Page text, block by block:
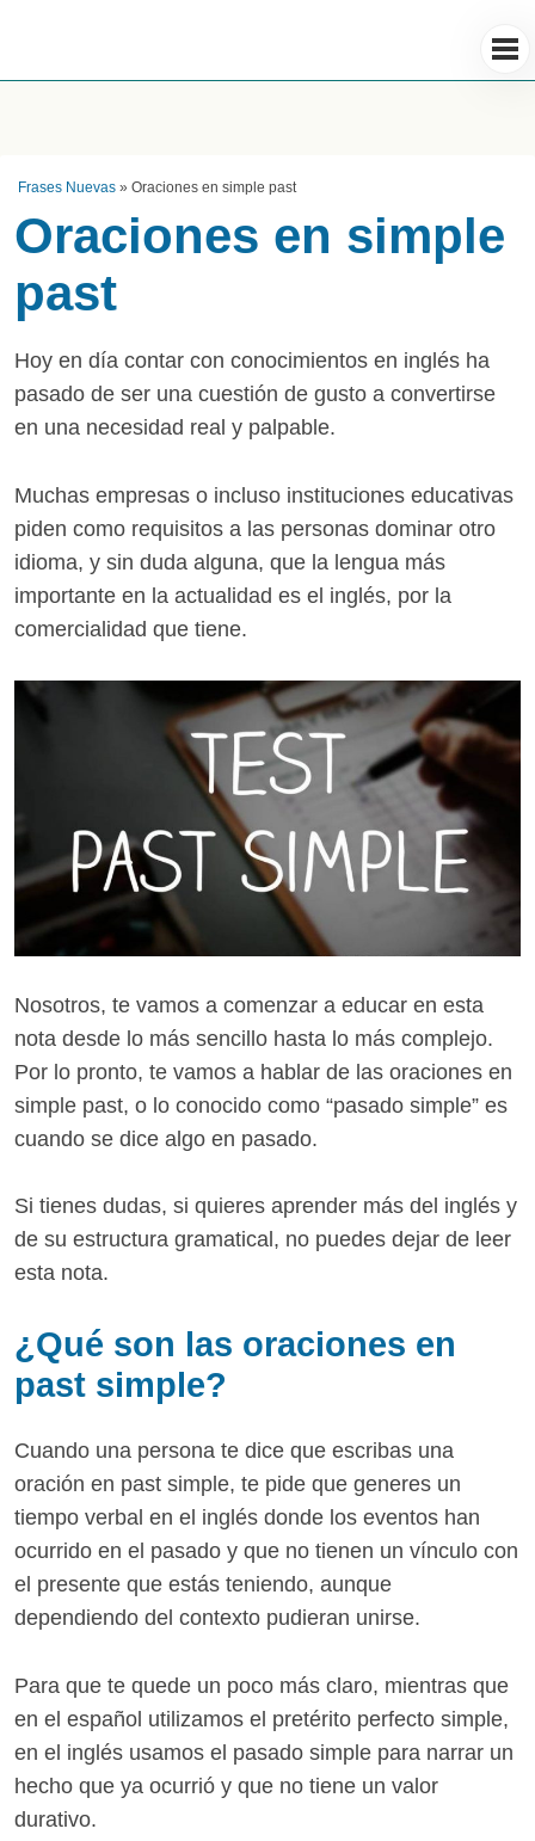
Frases Nuevas » Oraciones en simple past
Oraciones en simple
past
Hoy en día contar con conocimientos en inglés ha
pasado de ser una cuestión de gusto a convertirse
en una necesidad real y palpable.
Muchas empresas o incluso instituciones educativas
piden como requisitos a las personas dominar otro
idioma, y sin duda alguna, que la lengua más
importante en la actualidad es el inglés, por la
comercialidad que tiene.
Nosotros, te vamos a comenzar a educar en esta
nota desde lo más sencillo hasta lo más complejo.
Por lo pronto, te vamos a hablar de las oraciones en
simple past, o lo conocido como “pasado simple” es
cuando se dice algo en pasado.
Si tienes dudas, si quieres aprender más del inglés y
de su estructura gramatical, no puedes dejar de leer
esta nota.
¿Qué son las oraciones en
past simple?
Cuando una persona te dice que escribas una
oración en past simple, te pide que generes un
tiempo verbal en el inglés donde los eventos han
ocurrido en el pasado y que no tienen un vínculo con
el presente que estás teniendo, aunque
dependiendo del contexto pudieran unirse.
Para que te quede un poco más claro, mientras que
en el español utilizamos el pretérito perfecto simple,
en el inglés usamos el pasado simple para narrar un
hecho que ya ocurrió y que no tiene un valor
durativo.